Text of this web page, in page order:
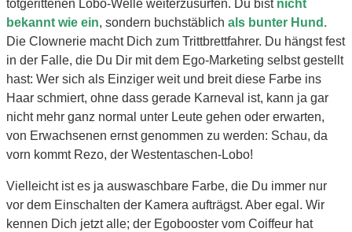
totgerittenen Lobo-Welle weiterzusurfen. Du bist nicht
bekannt wie ein, sondern buchstäblich als bunter Hund.
Die Clownerie macht Dich zum Trittbrettfahrer. Du hängst fest
in der Falle, die Du Dir mit dem Ego-Marketing selbst gestellt
hast: Wer sich als Einziger weit und breit diese Farbe ins
Haar schmiert, ohne dass gerade Karneval ist, kann ja gar
nicht mehr ganz normal unter Leute gehen oder erwarten,
von Erwachsenen ernst genommen zu werden: Schau, da
vorn kommt Rezo, der Westentaschen-Lobo!
Vielleicht ist es ja auswaschbare Farbe, die Du immer nur
vor dem Einschalten der Kamera aufträgst. Aber egal. Wir
kennen Dich jetzt alle; der Egobooster vom Coiffeur hat